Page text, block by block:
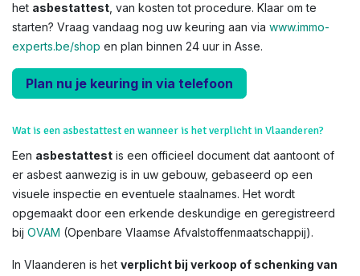
het asbestattest , van kosten tot procedure. Klaar om te
starten? Vraag vandaag nog uw keuring aan via www.immo-
experts.be/shop en plan binnen 24 uur in Asse.
Plan nu je keuring in via telefoon
Wat is een asbestattest en wanneer is het verplicht in Vlaanderen?
Een asbestattest is een officieel document dat aantoont of
er asbest aanwezig is in uw gebouw, gebaseerd op een
visuele inspectie en eventuele staalnames. Het wordt
opgemaakt door een erkende deskundige en geregistreerd
bij OVAM (Openbare Vlaamse Afvalstoffenmaatschappij).
In Vlaanderen is het verplicht bij verkoop of schenking van